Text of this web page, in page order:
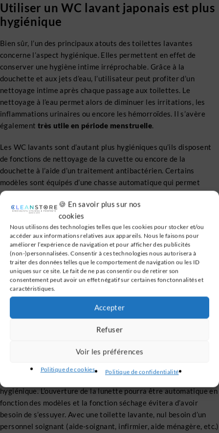
🍪 En savoir plus sur nos
cookies
Nous utilisons des technologies telles que les cookies pour stocker et/ou
accéder aux informations relatives aux appareils. Nous le faisons pour
améliorer l’expérience de navigation et pour afficher des publicités
(non-)personnalisées. Consentir à ces technologies nous autorisera à
traiter des données telles que le comportement de navigation ou les ID
uniques sur ce site. Le fait de ne pas consentir ou de retirer son
consentement peut avoir un effet négatif sur certaines fonctonnalités et
caractéristiques.
Accepter
Refuser
Voir les préférences
Politique de cookies Politique de confidentialité
Utiliser un WC lavant japonais est plus
hygiénique
Bien sûr, l’un des principaux atouts des toilettes lavantes
concerne l’aspect hygiénique. Elles permettent en effet de
conserver une hygiène intime irréprochable. Grâce à la
douchette et aux jets d’eau, l’utilisateur peut profiter d’un
nettoyage intime après chaque passage aux toilettes. Le
nettoyage à l’eau permet alors de diminuer les irritations, les
inflammations urinaires ou encore les hémorroïdes. Il s’avère
également très utile en période menstruelle.
Les WC lavants sont d’autant plus hygiéniques qu’ils disposent
de fonctions de nettoyage de la cuvette ou encore de la
douchette à l’aide d’un traitement antibactérien. Certains
modèles sont équipés d’une chasse automatique qui permet
d’éviter les contacts manuels et ainsi la possible prolifération de
bactéries.
Utiliser des WC lavants pour plus de
confort et de praticité
Fini le papier irritant qui ne permet pas véritablement de
nettoyer, mais ne fait qu’essuyer ou le vieux bidet inesthétique
et inconfortable. Avec un WC japonais, le confort est au rendez-
vous : lunette chauffante et température de l’eau réglable pour
s’adapter au corps, absorption des mauvaises odeurs ou diffusion
les personnes à mobilité réduite ou encore les
personnes âgées. Ces dernières auront en effet moins de
hygiénique. L’ouverture de la lunette pourra être automatique en
fonction des modèles et la fonction séchage évitera d’avoir
besoin de s’essuyer. Avec une toilette lavante, nul besoin d’un
personnel soignant (aide-soignant, infirmier, aide ménagère, etc.)